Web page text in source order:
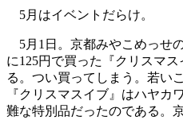
5月はイベントだらけ。
5月1日。京都みやこめっせ
に125円で買った『クリスマ
る。つい買ってしまう。若い
『クリスマスイブ』はハヤカ
難な特別品だったのである。